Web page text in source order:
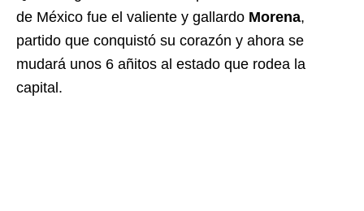
de México fue el valiente y gallardo Morena,
partido que conquistó su corazón y ahora se
mudará unos 6 añitos al estado que rodea la
capital.